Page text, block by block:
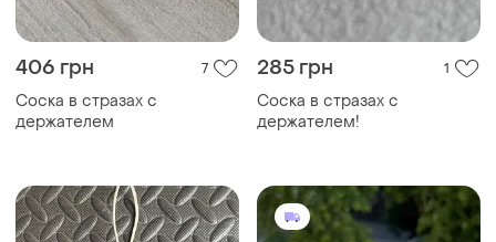
406 грн 7
Соска в стразах с
держателем
285 грн 1
Соска в стразах с
держателем!